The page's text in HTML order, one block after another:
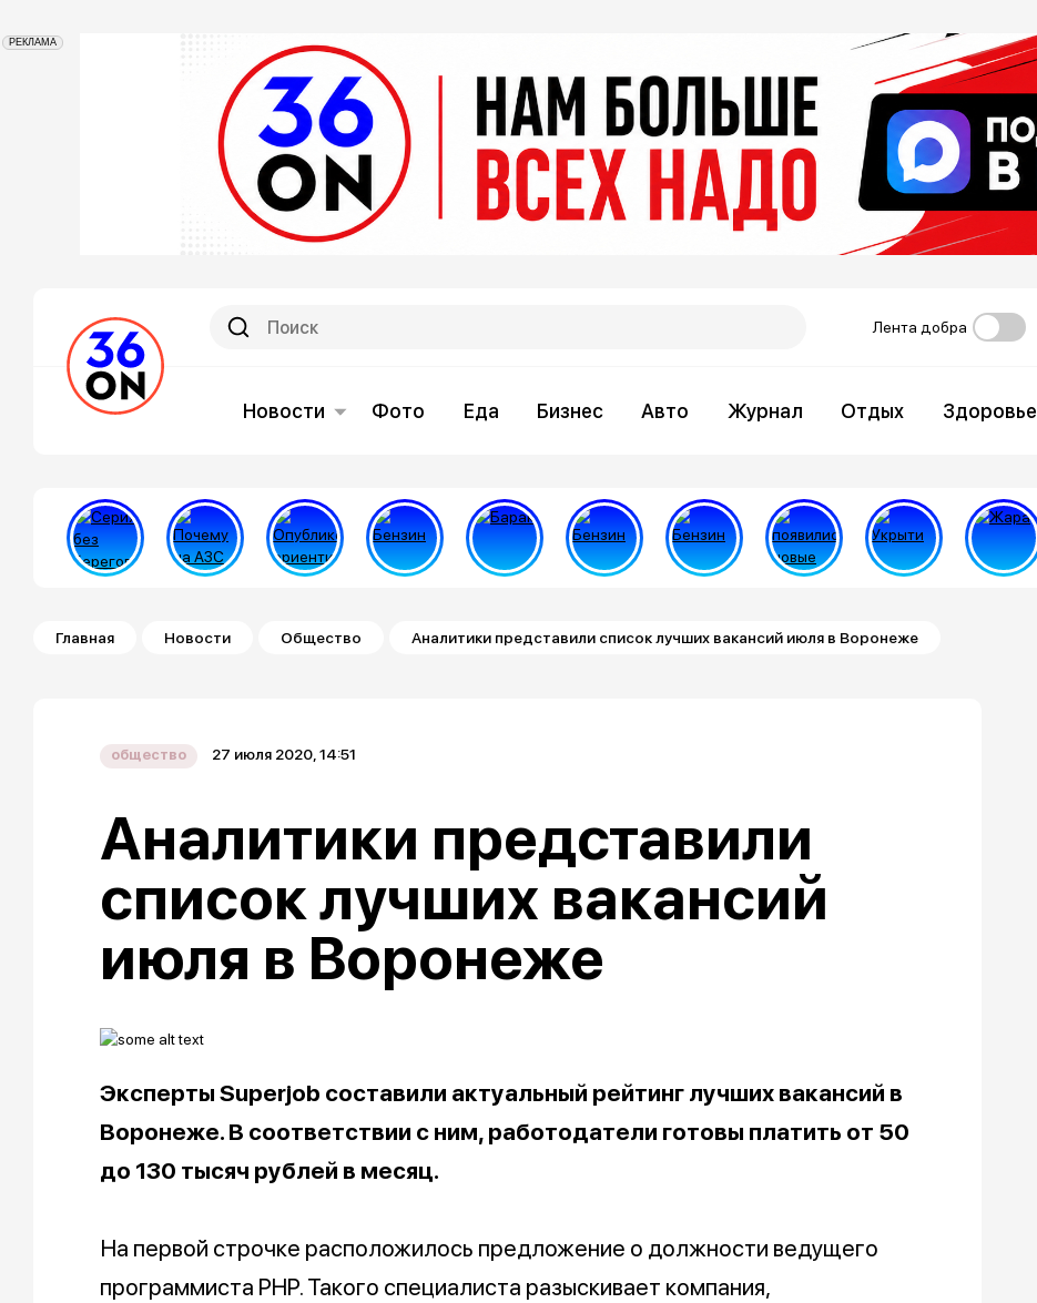
РЕКЛАМА
Лента добра
Новости Фото Еда Бизнес Авто Журнал Отдых Здоровье
Строка навигации
Главная Новости Общество Аналитики представили список лучших вакансий июля в Воронеже
общество 27 июля 2020, 14:51
Аналитики представили
список лучших вакансий
июля в Воронеже
Эксперты Superjob составили актуальный рейтинг лучших вакансий в
Воронеже. В соответствии с ним, работодатели готовы платить от 50
до 130 тысяч рублей в месяц.
На первой строчке расположилось предложение о должности ведущего
программиста PHP. Такого специалиста разыскивает компания,